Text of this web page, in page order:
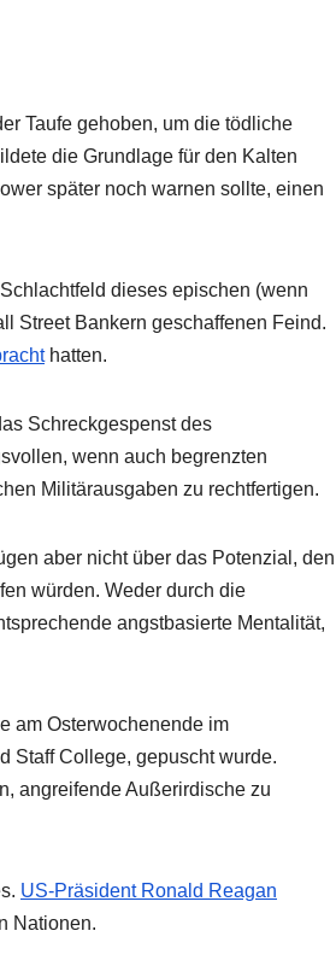
Taufe gehoben, um die tödliche
die Grundlage für den Kalten
später noch warnen sollte, einen
dieses epischen (wenn
Street Bankern geschaffenen Feind.
hatten.
Schreckgespenst des
wenn auch begrenzten
Militärausgaben zu rechtfertigen.
aber nicht über das Potenzial, den
würden. Weder durch die
angstbasierte Mentalität,
am Osterwochenende im
Staff College, gepuscht wurde.
angreifende Außerirdische zu
US-Präsident Ronald Reagan
Nationen.